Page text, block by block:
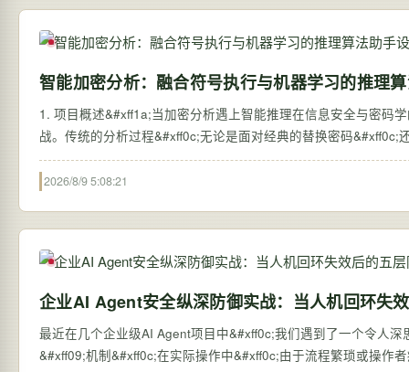
智能加密分析：融合符号执行与机器学习的推理
1. 项目概述&#xff1a;当加密分析遇上智能推理在信息安全与密码
战。传统的分析过程&#xff0c;无论是面对经典的替换密码
2026/8/9 5:08:21
企业AI Agent安全纵深防御实战：当人机回环失
最近在几个企业级AI Agent项目中&#xff0c;我们遇到了一个令人
&#xff09;机制&#xff0c;在实际操作中&#xff0c;由于流程繁琐或操作